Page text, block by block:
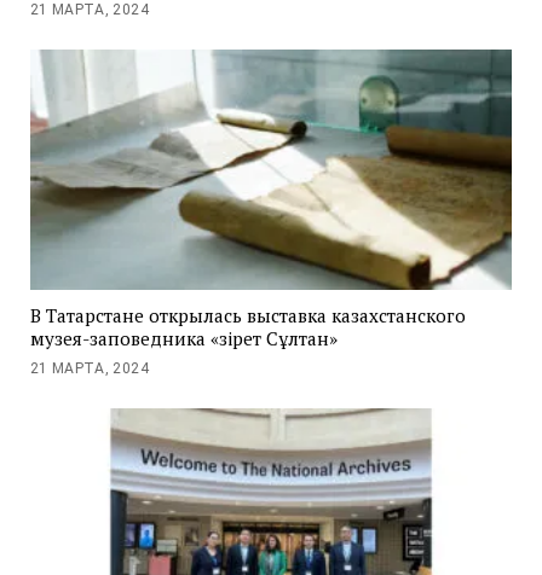
21 МАРТА, 2024
В Татарстане открылась выставка казахстанского
музея-заповедника «Әзірет Сұлтан»
21 МАРТА, 2024